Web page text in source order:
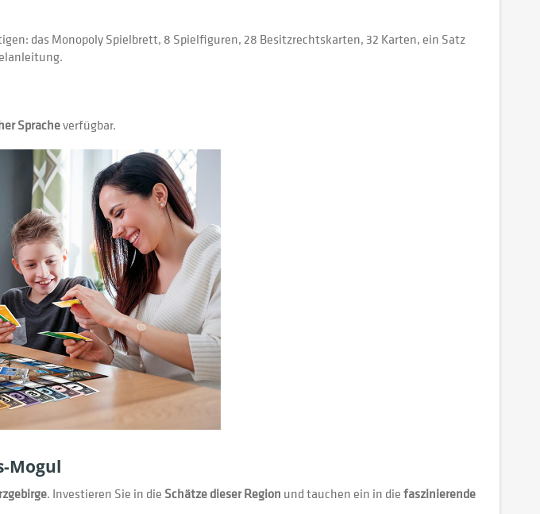
das Monopoly Spielbrett, 8 Spielfiguren, 28 Besitzrechtskarten, 32 Karten, ein Satz
Spracheverfügbar.
Mogul
. Investieren Sie in die Schätze dieser Region und tauchen ein in diefaszinierende